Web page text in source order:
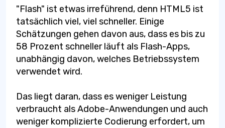
"Flash" ist etwas irreführend, denn HTML5 ist
tatsächlich viel, viel schneller. Einige
Schätzungen gehen davon aus, dass es bis zu
58 Prozent schneller läuft als Flash-Apps,
unabhängig davon, welches Betriebssystem
verwendet wird.
Das liegt daran, dass es weniger Leistung
verbraucht als Adobe-Anwendungen und auch
weniger komplizierte Codierung erfordert, um